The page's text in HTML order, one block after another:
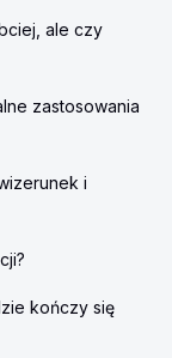
ale czy
zastosowania
i
kończy się